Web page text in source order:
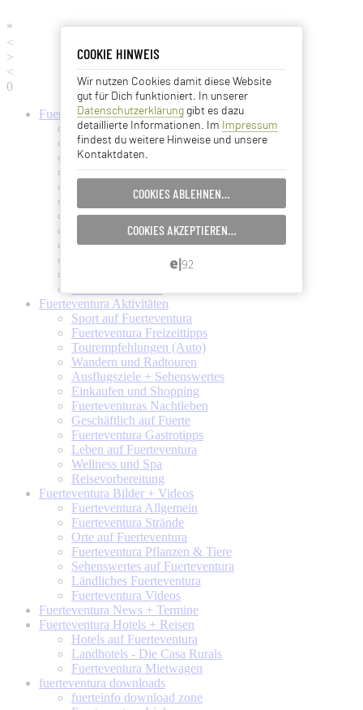
COOKIE HINWEIS
Wir nutzen Cookies damit diese Website
gut für Dich funktioniert. In unserer
Datenschutzerklärung gibt es dazu
detaillierte Informationen. Im Impressum
findest du weitere Hinweise und unsere
Kontaktdaten.
COOKIES ABLEHNEN…
COOKIES AKZEPTIEREN…
Essentielle Cookies
Analyse Cookies
EINSTELLUNGEN SPEICHERN…
ABBRECHEN…
*
<
>
<
0
FuerteventuraInformationen
Fuerteventura (Startseite)
Fuerteventura Wetter + Klima
Ortschaften auf Fuerteventura
Strände auf Fuerteventura
Pflanzen und Tiere auf Fuerte
Fuertes Kunst und Kultur
Verkehrsmittel (Taxi, Bus, Fähre)
Flughafen Fuerteventura
Ämter und Services auf Fuerte
Essen und Trinken auf Fuerte
Ärzte auf Fuerteventura
Fuerteventura Aktivitäten
Sport auf Fuerteventura
Fuerteventura Freizeittipps
Tourempfehlungen (Auto)
Wandern und Radtouren
Ausflugsziele + Sehenswertes
Einkaufen und Shopping
Fuerteventuras Nachtleben
Geschäftlich auf Fuerte
Fuerteventura Gastrotipps
Leben auf Fuerteventura
Wellness und Spa
Reisevorbereitung
Fuerteventura Bilder + Videos
Fuerteventura Allgemein
Fuerteventura Strände
Orte auf Fuerteventura
Fuerteventura Pflanzen & Tiere
Sehenswertes auf Fuerteventura
Ländliches Fuerteventura
Fuerteventura Videos
Fuerteventura News + Termine
Fuerteventura Hotels + Reisen
Hotels auf Fuerteventura
Landhotels - Die Casa Rurals
Fuerteventura Mietwagen
fuerteventura downloads
fuerteinfo download zone